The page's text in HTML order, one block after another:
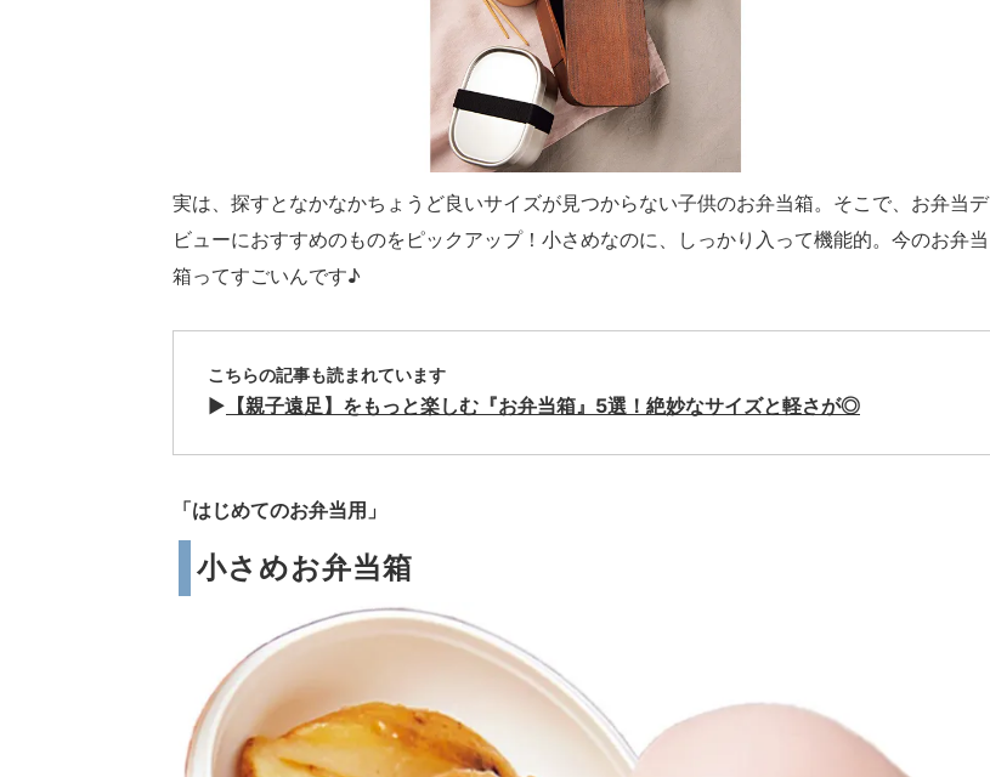
実は、探すとなかなかちょうど良いサイズが見つからない子供のお弁当箱。そこで、お弁当デ
ビューにおすすめのものをピックアップ！小さめなのに、しっかり入って機能的。今のお弁当
箱ってすごいんです♪
こちらの記事も読まれています
▶︎ 【親子遠足】をもっと楽しむ『お弁当箱』5選！絶妙なサイズと軽さが◎
「はじめてのお弁当用」
小さめお弁当箱